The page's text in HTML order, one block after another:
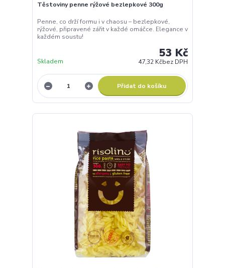
Těstoviny penne rýžové bezlepkové 300g
Penne, co drží formu i v chaosu – bezlepkové,
rýžové, připravené zářit v každé omáčce. Elegance v
každém soustu!
53 Kč
47,32 Kčbez DPH
Skladem
Přidat do košíku